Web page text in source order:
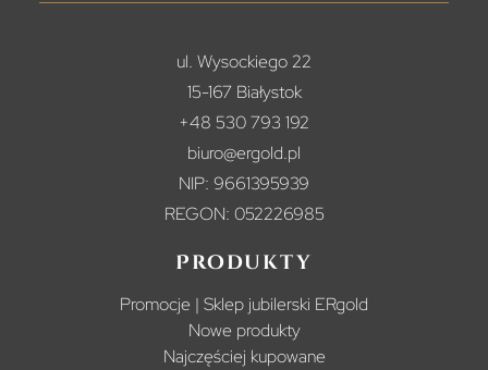
ul. Wysockiego 22
15-167 Białystok
+48 530 793 192
biuro@ergold.pl
NIP: 9661395939
REGON: 052226985
Produkty
Promocje | Sklep jubilerski ERgold
Nowe produkty
Najczęściej kupowane